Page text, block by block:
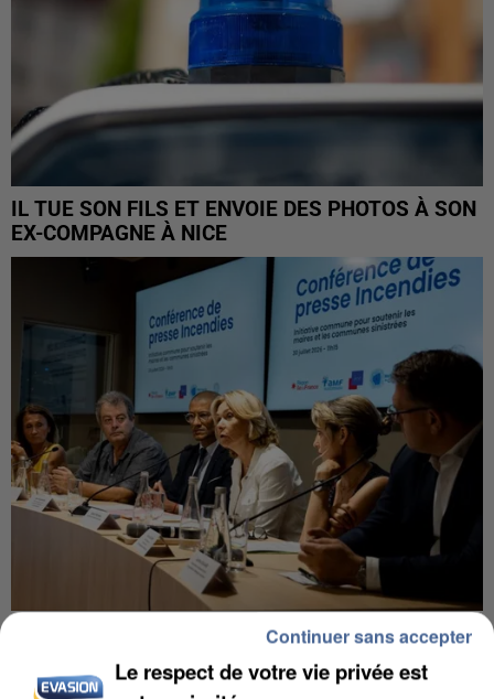
IL TUE SON FILS ET ENVOIE DES PHOTOS À SON
EX-COMPAGNE À NICE
INCENDIES : L’ÎLE-DE-FRANCE LANCE UN ÉLAN
DE SOLIDARITÉ AVEC LES...
Le respect de votre vie privée est
Continuer sans accepter